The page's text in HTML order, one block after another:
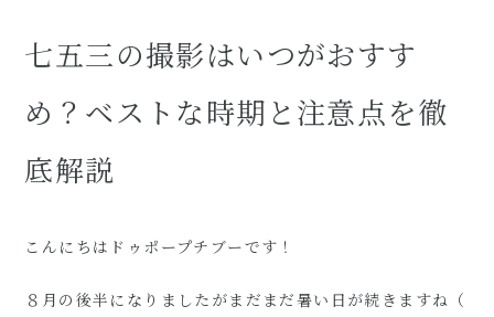
七五三の撮影はいつがおすす
め？ベストな時期と注意点を徹
底解説
こんにちはドゥポープチブーです！
８月の後半になりましたがまだまだ暑い日が続きますね（